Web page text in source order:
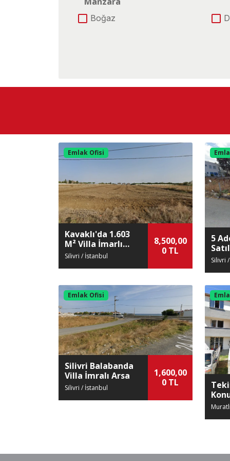
Boğaz
Otobana Yakın
Yolu Yok
Emlak Ofisi
Kavaklı'da 1.603
M² Villa İmarlı
Satılık Arsa
Silivri / İstanbul
8,500,00
0 TL
5
Silivri
Emlak Ofisi
Silivri Balabanda
Villa İmralı Arsa
Silivri / İstanbul
1,600,00
0 TL